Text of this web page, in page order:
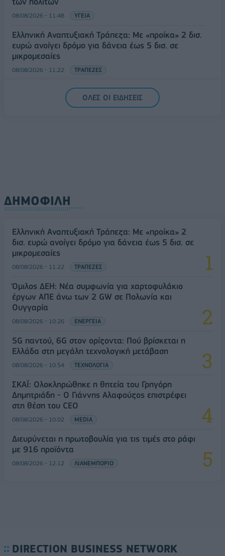
08/08/2026 - 11:48 ΥΓΕΙΑ
Ελληνική Αναπτυξιακή Τράπεζα: Με «προίκα» 2 δισ.
ευρώ ανοίγει δρόμο για δάνεια έως 5 δισ. σε
μικρομεσαίες
08/08/2026 - 11:22 ΤΡΑΠΕΖΕΣ
5G παντού, 6G στον ορίζοντα: Πού βρίσκεται η
Ελλάδα στη μεγάλη τεχνολογική μετάβαση
ΟΛΕΣ ΟΙ ΕΙΔΗΣΕΙΣ
ΔΗΜΟΦΙΛΗ
Ελληνική Αναπτυξιακή Τράπεζα: Με «προίκα» 2
δισ. ευρώ ανοίγει δρόμο για δάνεια έως 5 δισ. σε
μικρομεσαίες
08/08/2026 - 11:22 ΤΡΑΠΕΖΕΣ
Όμιλος ΔΕΗ: Νέα συμφωνία για χαρτοφυλάκιο
έργων ΑΠΕ άνω των 2 GW σε Πολωνία και
Ουγγαρία
08/08/2026 - 10:26 ΕΝΕΡΓΕΙΑ
5G παντού, 6G στον ορίζοντα: Πού βρίσκεται η
Ελλάδα στη μεγάλη τεχνολογική μετάβαση
08/08/2026 - 10:54 ΤΕΧΝΟΛΟΓΙΑ
ΣΚΑΪ: Ολοκληρώθηκε η θητεία του Γρηγόρη
Δημητριάδη - Ο Γιάννης Αλαφούζος επιστρέφει
στη θέση του CEO
08/08/2026 - 10:02 MEDIA
Διευρύνεται η πρωτοβουλία για τις τιμές στο ράφι
με 916 προϊόντα
08/08/2026 - 12:12 ΛΙΑΝΕΜΠΟΡΙΟ
DIRECTION BUSINESS NETWORK